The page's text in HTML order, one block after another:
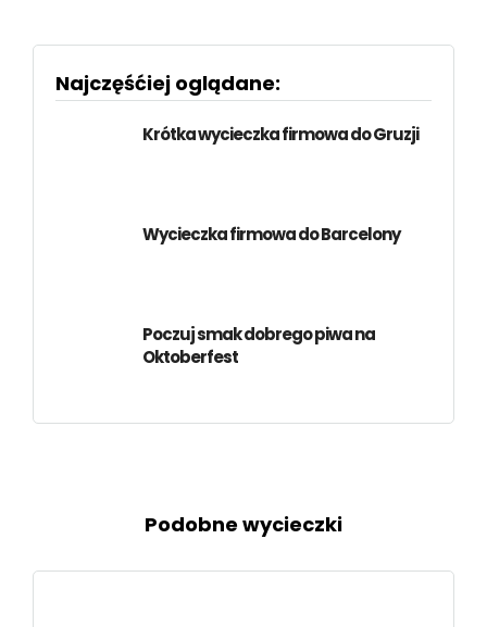
Najczęśćiej oglądane:
Krótka wycieczka firmowa do Gruzji
Wycieczka firmowa do Barcelony
Poczuj smak dobrego piwa na
Oktoberfest
Podobne wycieczki